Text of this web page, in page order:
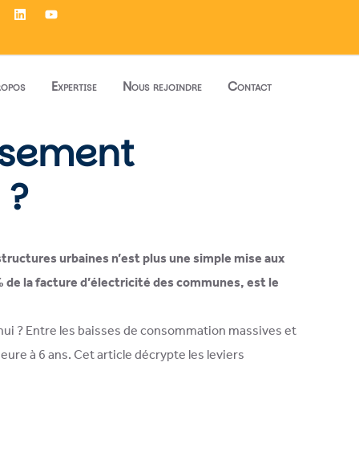
Expertise Nous rejoindre Contact
urbaines n’est plus une simple mise aux
la facture d’électricité des communes, est le
? Entre les baisses de consommation massives et
à 6 ans. Cet article décrypte les leviers